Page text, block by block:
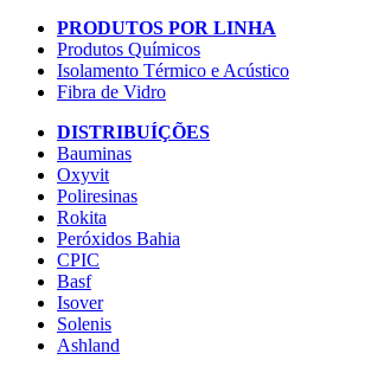
PRODUTOS POR LINHA
Produtos Químicos
Isolamento Térmico e Acústico
Fibra de Vidro
DISTRIBUÍÇÕES
Bauminas
Oxyvit
Poliresinas
Rokita
Peróxidos Bahia
CPIC
Basf
Isover
Solenis
Ashland